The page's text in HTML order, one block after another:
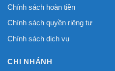
Chính sách hoàn tiền
Chính sách quyền riêng tư
Chính sách dịch vụ
CHI NHÁNH